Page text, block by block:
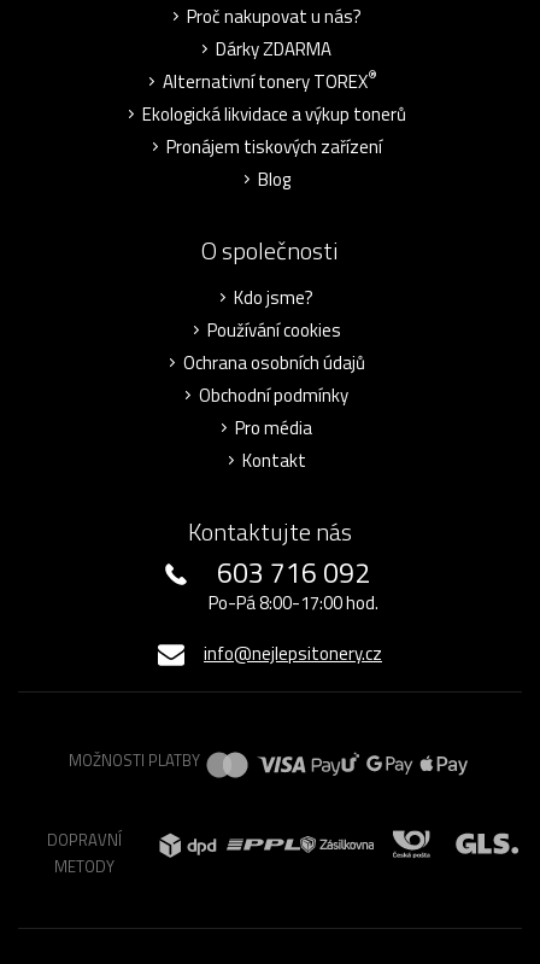
Proč nakupovat u nás?
Dárky ZDARMA
Alternativní tonery TOREX®
Ekologická likvidace a výkup tonerů
Pronájem tiskových zařízení
Blog
O společnosti
Kdo jsme?
Používání cookies
Ochrana osobních údajů
Obchodní podmínky
Pro média
Kontakt
Kontaktujte nás
603 716 092
Po-Pá 8:00-17:00 hod.
info@nejlepsitonery.cz
MOŽNOSTI PLATBY
DOPRAVNÍ
METODY